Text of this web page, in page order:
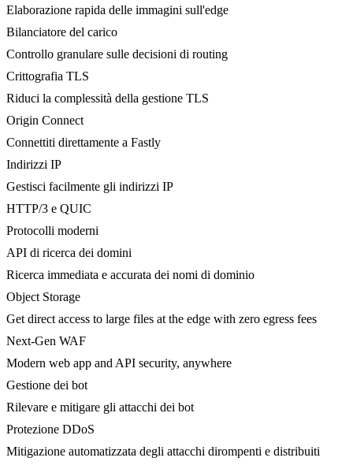
Elaborazione rapida delle immagini sull'edge
Bilanciatore del carico
Controllo granulare sulle decisioni di routing
Crittografia TLS
Riduci la complessità della gestione TLS
Origin Connect
Connettiti direttamente a Fastly
Indirizzi IP
Gestisci facilmente gli indirizzi IP
HTTP/3 e QUIC
Protocolli moderni
API di ricerca dei domini
Ricerca immediata e accurata dei nomi di dominio
Object Storage
Get direct access to large files at the edge with zero egress fees
Next-Gen WAF
Modern web app and API security, anywhere
Gestione dei bot
Rilevare e mitigare gli attacchi dei bot
Protezione DDoS
Mitigazione automatizzata degli attacchi dirompenti e distribuiti